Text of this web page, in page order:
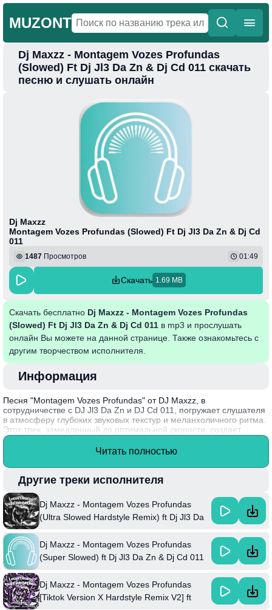
MUZONT
Главная
Новинки
Dj Maxzz - Montagem Vozes Profundas
(Slowed) Ft Dj Jl3 Da Zn & Dj Cd 011 скачать
песню и слушать онлайн
Dj Maxzz
Montagem Vozes Profundas (Slowed) Ft Dj Jl3 Da Zn & Dj Cd
011
1487 Просмотров 01:49
Скачать 1.69 MB
Скачать бесплатно Dj Maxzz - Montagem Vozes Profundas
(Slowed) Ft Dj Jl3 Da Zn & Dj Cd 011 в mp3 и прослушать
онлайн Вы можете на данной странице. Также ознакомьтесь с
другим творчеством исполнителя.
Информация
Песня "Montagem Vozes Profundas" от DJ Maxzz, в
сотрудничестве с DJ Jl3 Da Zn и DJ Cd 011, погружает слушателя
в атмосферу глубоких звуковых текстур и меланхоличного ритма.
Этот трек, замедленный до оптимальной скорости, создает
уникальное сочетание музыкальных элементов, подчеркивающих
эмоциональную насыщенность и чувственность. Слушатели могут
каждой ноте, погружая в мир сладких воспоминаний и
задумчивости.
Интересный факт: DJ Maxzz активно экспериментирует с
различными стилями, что делает его музыку многогранной и
востребованной на музыкальной сцене.
Читать полностью
Другие треки исполнителя
Dj Maxzz - Montagem Vozes Profundas
(Ultra Slowed Hardstyle Remix) ft Dj Jl3 Da
Dj Maxzz - Montagem Vozes Profundas
(Super Slowed) ft Dj Jl3 Da Zn & Dj Cd 011
Dj Maxzz - Montagem Vozes Profundas
[Tiktok Version X Hardstyle Remix V2] ft